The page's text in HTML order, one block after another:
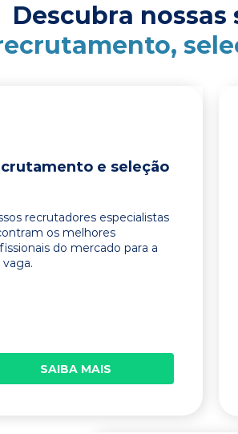
Descubra nossas
e seleção
recrutadores especialistas
os melhores
do mercado para a
vaga.
SAIBA MAIS